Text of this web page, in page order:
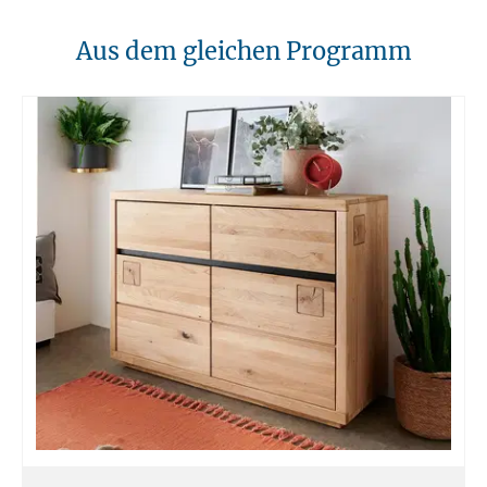
10. Brandschutz
für Kerzen oder anderen heißen Gegenständen.
11. Entsorgung
Am Ende der Nutzungsdauer sollten Möbel fachgerecht entsorgt
werden. Massivholz kann über den Sperrmüll oder an speziellen
Sammelstellen abgegeben werden. Die örtlichen
Entsorgungsvorschriften sind zu beachten.
12. Einsatzort
Unsere Massivmöbel sind so konzipiert das Sie für den privaten
Gebrauch in Haushalten geeignet sind. Diese Möbel sind nicht für
kommerziellen Gebrauch geeignet.
Unsere Massivholzmöbel sind nicht für den Außenbereich geeignet.
Aus dem gleichen Programm